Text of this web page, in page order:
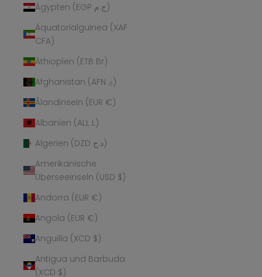
Ägypten (EGP ج.م)
Äquatorialguinea (XAF
CFA)
Äthiopien (ETB Br)
Afghanistan (AFN ؋)
Ålandinseln (EUR €)
Albanien (ALL L)
Algerien (DZD د.ج)
Amerikanische
Überseeinseln (USD $)
Andorra (EUR €)
Angola (EUR €)
Anguilla (XCD $)
Antigua und Barbuda
(XCD $)